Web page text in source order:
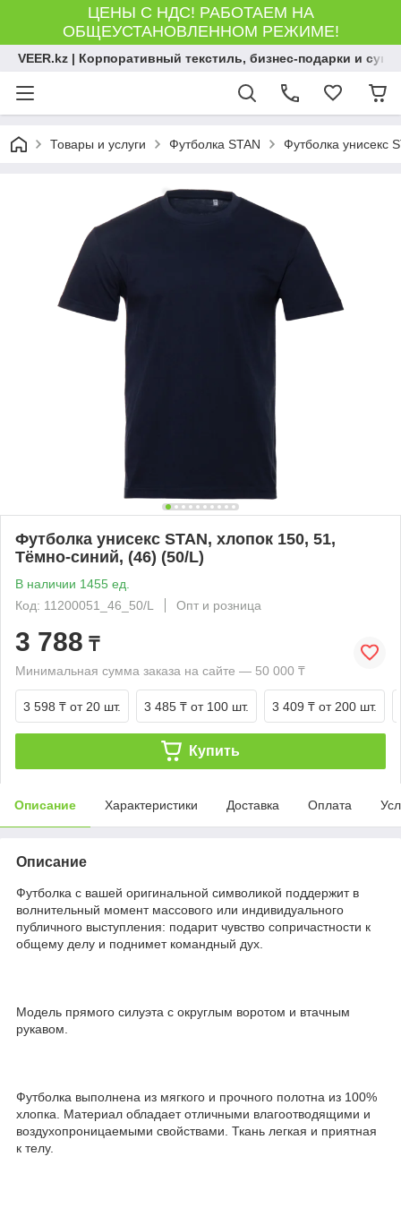
ЦЕНЫ С НДС! РАБОТАЕМ НА
ОБЩЕУСТАНОВЛЕННОМ РЕЖИМЕ!
VEER.kz | Корпоративный текстиль, бизнес-подарки и
Товары и услуги Футболка STAN Футболка унисекс
Футболка унисекс STAN, хлопок 150, 51,
Тёмно-синий, (46) (50/L)
В наличии 1455 ед.
Код: 11200051_46_50/L
Опт и розница
3 788 ₸
Минимальная сумма заказа на сайте — 50 000 ₸
3 598 ₸ от 20 шт. 3 485 ₸ от 100 шт. 3 409 ₸ от 200 шт.
Купить
Описание Характеристики Доставка Оплата
Описание
Футболка с вашей оригинальной символикой поддержит в
волнительный момент массового или индивидуального
публичного выступления: подарит чувство сопричастности к
общему делу и поднимет командный дух.
Модель прямого силуэта с округлым воротом и втачным
рукавом.
Футболка выполнена из мягкого и прочного полотна из 100%
хлопка. Материал обладает отличными влагоотводящими и
воздухопроницаемыми свойствами. Ткань легкая и приятная
к телу.